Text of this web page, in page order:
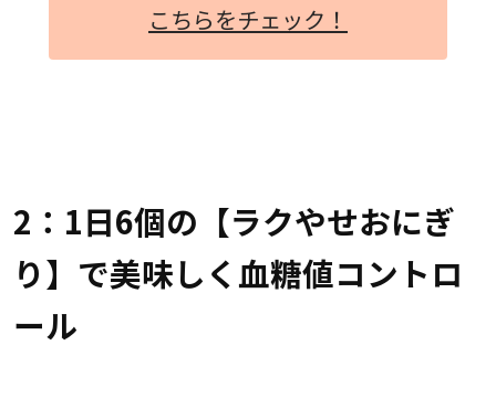
こちらをチェック！
2：1日6個の【ラクやせおにぎ
り】で美味しく血糖値コントロ
ール